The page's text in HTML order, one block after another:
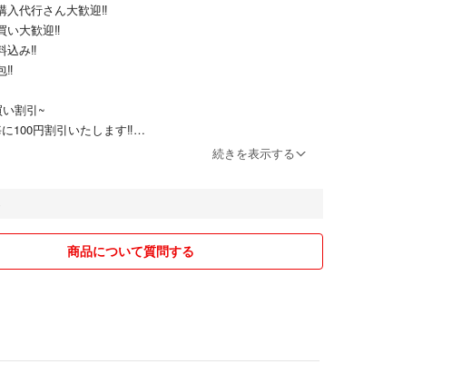
代行さん大歓迎‼︎
い大歓迎‼︎
込み‼︎
‼︎
割引~
100円割引いたします‼︎
~
連・ホビー系
続きを表示する
商品について質問する